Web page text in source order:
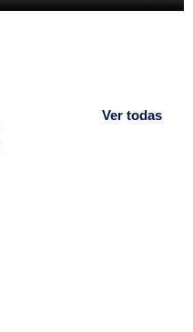
Ver todas